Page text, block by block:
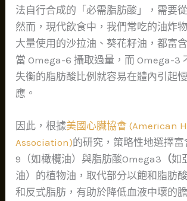
法自行合成的「必需脂肪酸」，需要
然而，現代飲食中，我們常吃的油炸
大量使用的沙拉油、葵花籽油，都富
當 Omega-6 攝取過量，而 Omega-3
失衡的脂肪酸比例就容易在體內引起
應。
因此，根據美國心臟協會 (American
Association)的研究，策略性地選擇
9（如橄欖油）與脂肪酸Omega3 （如
油）的植物油，取代部分以飽和脂肪
和反式脂肪，有助於降低血液中壞的